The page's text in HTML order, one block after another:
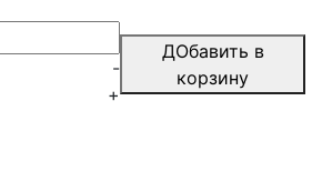
-
+
ДОбавить в
корзину